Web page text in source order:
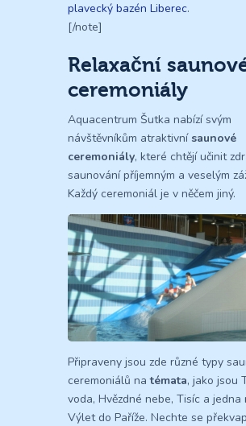
plavecký bazén Liberec.
[/note]
Relaxační
ceremoniály
Aquacentrum Šutka nabízí svým
návštěvníkům atraktivní saunové
ceremoniály, které chtějí učinit
saunování příjemným a veselým
Každý ceremoniál je v něčem jiný.
Připraveny jsou zde různé typy
ceremoniálů natémata, jako jsou
voda, Hvězdné nebe, Tisíc a jedna
Výlet do Paříže. Nechte se